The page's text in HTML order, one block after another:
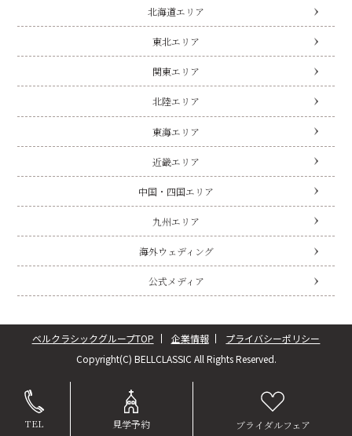
北海道エリア
東北エリア
関東エリア
北陸エリア
東海エリア
近畿エリア
中国・四国エリア
九州エリア
海外ウェディング
公式メディア
ベルクラシックグループTOP 企業情報
プライバシーポリシー
Copyright(C) BELLCLASSIC All Rights Reserved.
TEL 見学予約 ブライダルフェア